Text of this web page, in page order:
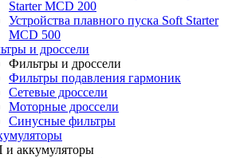
Starter MCD 200
Устройства плавного пуска Soft Starter
MCD 500
и дроссели
Фильтры и дроссели
Фильтры подавления гармоник
Сетевые дроссели
Моторные дроссели
Синусные фильтры
аккумуляторы